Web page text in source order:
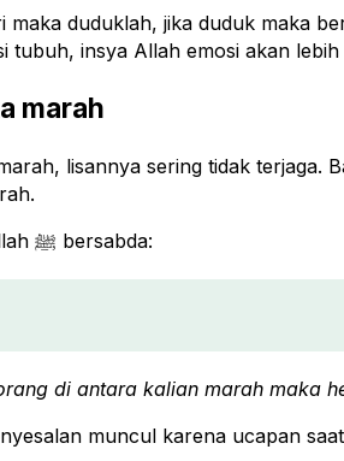
maka duduklah, jika duduk maka
tubuh, insya Allah emosi akan
marah
lisannya sering tidak
Karena itu Rasulullah ﷺ bersabda:
di antara kalian marah maka
muncul karena ucapan